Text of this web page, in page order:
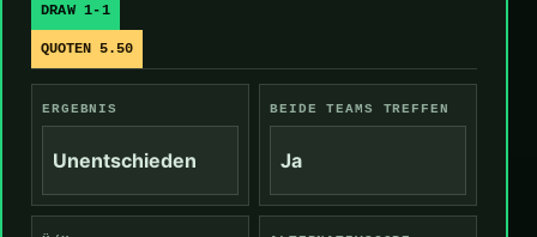
DRAW 1-1
QUOTEN 5.50
ERGEBNIS
Unentschieden
BEIDE TEAMS TREFFEN
Ja